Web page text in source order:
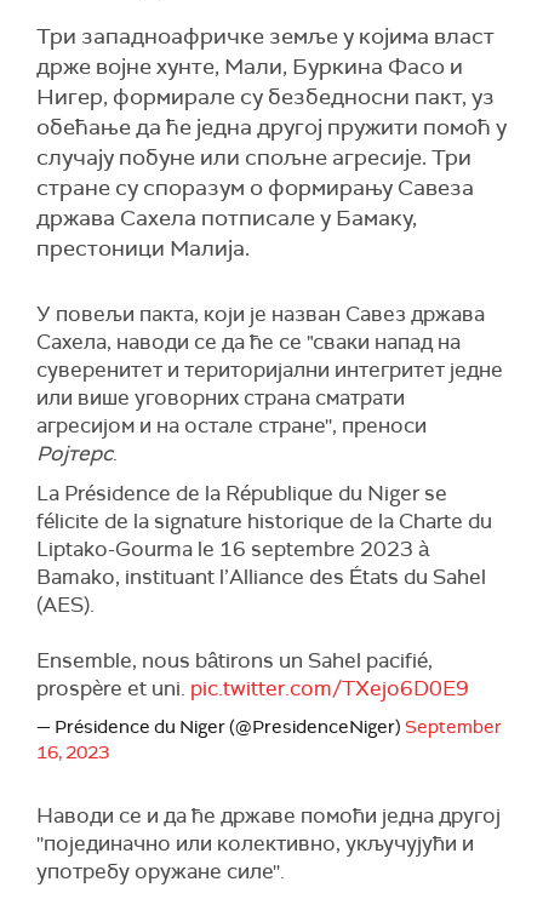
Три западноафричке земље у којима власт
држе војне хунте, Мали, Буркина Фасо и
Нигер, формирале су безбедносни пакт, уз
обећање да ће једна другој пружити помоћ у
случају побуне или спољне агресије. Три
стране су споразум о формирању Савеза
држава Сахела потписале у Бамаку,
престоници Малија.
У повељи пакта, који је назван Савез држава
Сахела, наводи се да ће се "сваки напад на
суверенитет и територијални интегритет једне
или више уговорних страна сматрати
агресијом и на остале стране'', преноси
Ројтерс.
La Présidence de la République du Niger se
félicite de la signature historique de la Charte du
Liptako-Gourma le 16 septembre 2023 à
Bamako, instituant l’Alliance des États du Sahel
(AES).
Ensemble, nous bâtirons un Sahel pacifié,
prospère et uni. pic.twitter.com/TXejo6D0E9
— Présidence du Niger (@PresidenceNiger) September
16, 2023
Наводи се и да ће државе помоћи једна другој
''појединачно или колективно, укључујући и
употребу оружане силе''.